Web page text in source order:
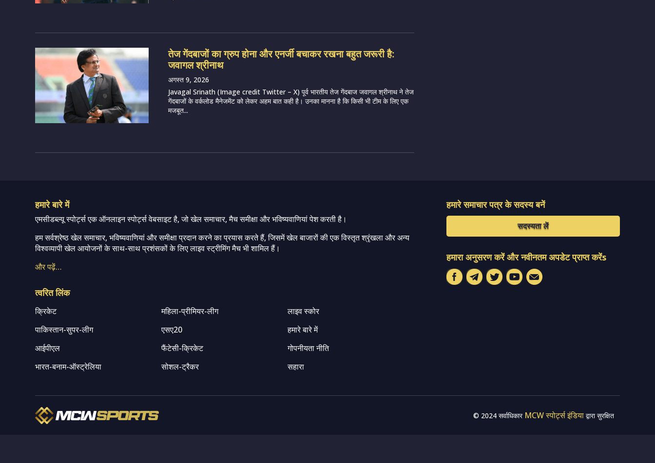
तेज गेंदबाजों का ग्रुप होना और एनर्जी बचाकर रखना बहुत जरूरी है:
जवागल श्रीनाथ
अगस्त 9, 2026
Javagal Srinath (Image credit Twitter – X) पूर्व भारतीय तेज गेंदबाज जवागल श्रीनाथ ने तेज
गेंदबाजों के वर्कलोड मैनेजमेंट को लेकर अहम बात कही है। उनका मानना है कि किसी भी टीम के लिए एक
मजबूत...
हमारे बारे में
एमसीडब्ल्यू स्पोर्ट्स एक ऑनलाइन स्पोर्ट्स वेबसाइट है, जो खेल समाचार, मैच समीक्षा और भविष्यवाणियां पेश करती है।
हम सर्वश्रेष्ठ खेल समाचार, भविष्यवाणियां और समीक्षा प्रदान करने का प्रयास करते हैं, जिसमें खेल बाजारों की एक विस्तृत श्रृंखला और अन्य
विश्वव्यापी खेल आयोजनों के साथ-साथ प्रशंसकों के लिए लाइव स्ट्रीमिंग मैच भी शामिल हैं।
और पढ़ें…
त्वरित लिंक
क्रिकेट महिला-प्रीमियर-लीग
लाइव स्कोर
पाकिस्तान-सुपर-लीग
एसए20
हमारे बारे में
आईपीएल
फैंटेसी-क्रिकेट
गोपनीयता नीति
भारत-बनाम-ऑस्ट्रेलिया
सोशल-ट्रैकर सहारा
हमारे समाचार पत्र के सदस्य बनें
सदस्यता लें
हमारा अनुसरण करें और नवीनतम अपडेट प्राप्त करेंs
© 2024 सर्वाधिकार MCW स्पोर्ट्स इंडिया द्वारा सुरक्षित